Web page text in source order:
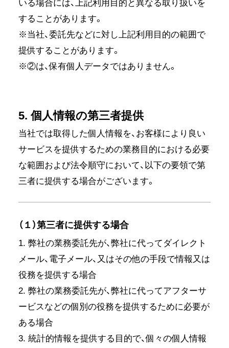
いる場合には、上記利用目的と異なる取り扱いを
することがあります。
※当社、委託先などに対し上記利用目的の範囲で
提供することがあります。
※②は、保有個人データではありません。
5. 個人情報の第三者提供
当社では取得した個人情報を、お客様により良い
サービスを提供するための業務目的における必要
な範囲および法令順守において、以下の要領で第
三者に提供する場合がございます。
（１）第三者に提供する場合
1. 弊社の業務委託先が、弊社に代ってダイレクト
メール、電子メール、又はその他の手段で情報又は
役務を提供する場合
2. 弊社の業務委託先が、弊社に代ってアフターサ
ービスなどの個別の役務を提供するために必要が
ある場合
3. 統計的情報を提供する目的で、個々の個人情報